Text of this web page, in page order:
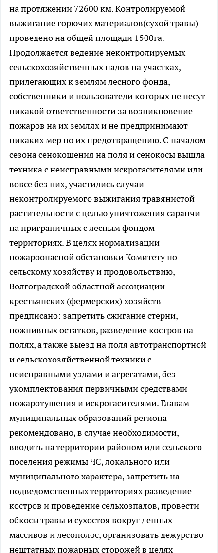
на протяжении 72600 км. Контролируемой
выжигание горючих материалов(сухой травы)
проведено на общей площади 1500га.
Продолжается ведение неконтролируемых
сельскохозяйственных палов на участках,
прилегающих к землям лесного фонда,
собственники и пользователи которых не несут
никакой ответственности за возникновение
пожаров на их землях и не предпринимают
никаких мер по их предотвращению. С началом
сезона сенокошения на поля и сенокосы вышла
техника с неисправными искрогасителями или
вовсе без них, участились случаи
неконтролируемого выжигания травянистой
растительности с целью уничтожения саранчи
на приграничных с лесным фондом
территориях. В целях нормализации
пожароопасной обстановки Комитету по
сельскому хозяйству и продовольствию,
Волгоградской областной ассоциации
крестьянских (фермерских) хозяйств
предписано: запретить сжигание стерни,
пожнивных остатков, разведение костров на
полях, а также выезд на поля автотранспортной
и сельскохозяйственной техники с
неисправными узлами и агрегатами, без
укомплектования первичными средствами
пожаротушения и искрогасителями. Главам
муниципальных образований региона
рекомендовано, в случае необходимости,
вводить на территории районом или сельского
поселения режимы ЧС, локального или
муниципального характера, запретить на
подведомственных территориях разведение
костров и проведение сельхозпалов, провести
обкосы травы и сухостоя вокруг ленных
массивов и лесополос, организовать дежурство
нештатных пожарных сторожей в целях